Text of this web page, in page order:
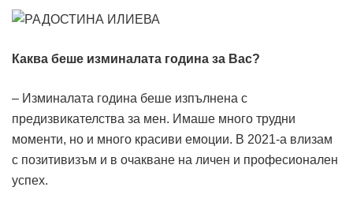
Каква беше изминалата година за Вас?
– Изминалата година беше изпълнена с
предизвикателства за мен. Имаше много трудни
моменти, но и много красиви емоции. В 2021-а влизам
с позитивизъм и в очакване на личен и професионален
успех.